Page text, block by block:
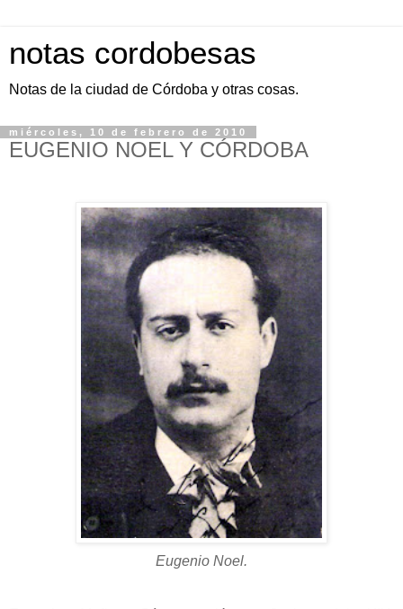
notas cordobesas
Notas de la ciudad de Córdoba y otras cosas.
miércoles, 10 de febrero de 2010
EUGENIO NOEL Y CÓRDOBA
Eugenio Noel.